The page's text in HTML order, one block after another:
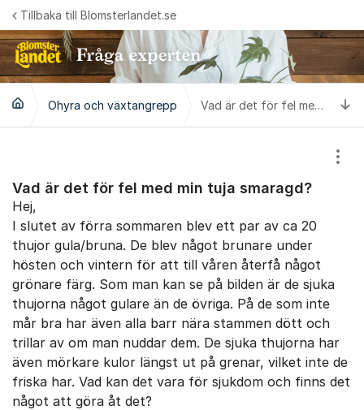
Hoppa till innehåll
Tillbaka till Blomsterlandet.se
Ohyra och växtangrepp Vad är det för fel med min tuja smaragd?
Vad är det för fel med min tuja smaragd?
Hej,
I slutet av förra sommaren blev ett par av ca 20
thujor gula/bruna. De blev något brunare under
hösten och vintern för att till våren återfå något
grönare färg. Som man kan se på bilden är de sjuka
thujorna något gulare än de övriga. På de som inte
mår bra har även alla barr nära stammen dött och
trillar av om man nuddar dem. De sjuka thujorna har
även mörkare kulor längst ut på grenar, vilket inte de
friska har. Vad kan det vara för sjukdom och finns det
något att göra åt det?